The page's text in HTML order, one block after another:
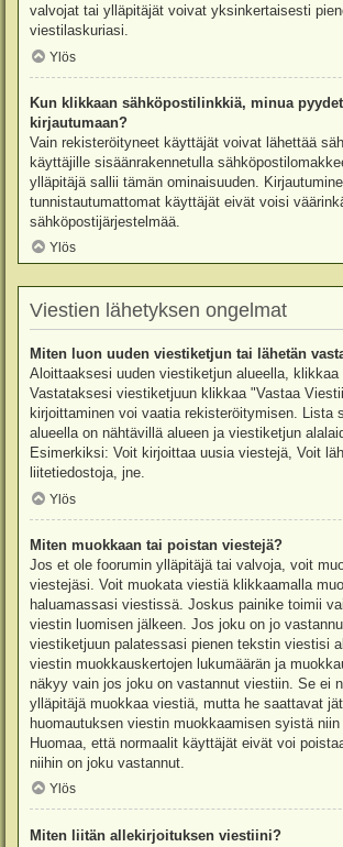
valvojat tai ylläpitäjät voivat yksinkertaisesti
viestilaskuriasi.
Ylös
Kun klikkaan sähköpostilinkkiä, minua
kirjautumaan?
Vain rekisteröityneet käyttäjät voivat lähettää
käyttäjille sisäänrakennetulla
ylläpitäjä sallii tämän ominaisuuden.
tunnistautumattomat käyttäjät eivät voisi
sähköpostijärjestelmää.
Ylös
Viestien lähetyksen ongelmat
Miten luon uuden viestiketjun tai lähetän
Aloittaaksesi uuden viestiketjun alueella, klikkaa
Vastataksesi viestiketjuun klikkaa "Vastaa
kirjoittaminen voi vaatia rekisteröitymisen. Lista
alueella on nähtävillä alueen ja viestiketjun
Esimerkiksi: Voit kirjoittaa uusia viestejä, Voit
liitetiedostoja, jne.
Ylös
Miten muokkaan tai poistan viestejä?
Jos et ole foorumin ylläpitäjä tai valvoja, voit
viestejäsi. Voit muokata viestiä klikkaamalla
haluamassasi viestissä. Joskus painike toimii
viestin luomisen jälkeen. Jos joku on jo
viestiketjuun palatessasi pienen tekstin viestisi
viestin muokkauskertojen lukumäärän ja
näkyy vain jos joku on vastannut viestiin. Se ei
ylläpitäjä muokkaa viestiä, mutta he saattavat
huomautuksen viestin muokkaamisen syistä niin
Huomaa, että normaalit käyttäjät eivät voi
niihin on joku vastannut.
Ylös
Miten liitän allekirjoituksen viestiini?